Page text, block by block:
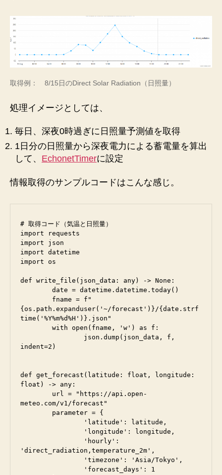
取得例： 8/15日のDirect Solar Radiation（日照量）
処理イメージとしては、
毎日、深夜0時過ぎに日照量予測値を取得
1日分の日照量から深夜電力による蓄電量を算出
して、 EchonetTimerに設定
情報取得のサンプルコードはこんな感じ。
# 取得コード（気温と日照量）
import requests
import json
import datetime
import os
def write_file(json_data: any) -> None:
{os.path.expanduser('~/forecast')}/{date.strf
time('%Y%m%d%H')}.json"
indent=2)
def get_forecast(latitude: float, longitude:
float) -> any:
meteo.com/v1/forecast"
'direct_radiation,temperature_2m',